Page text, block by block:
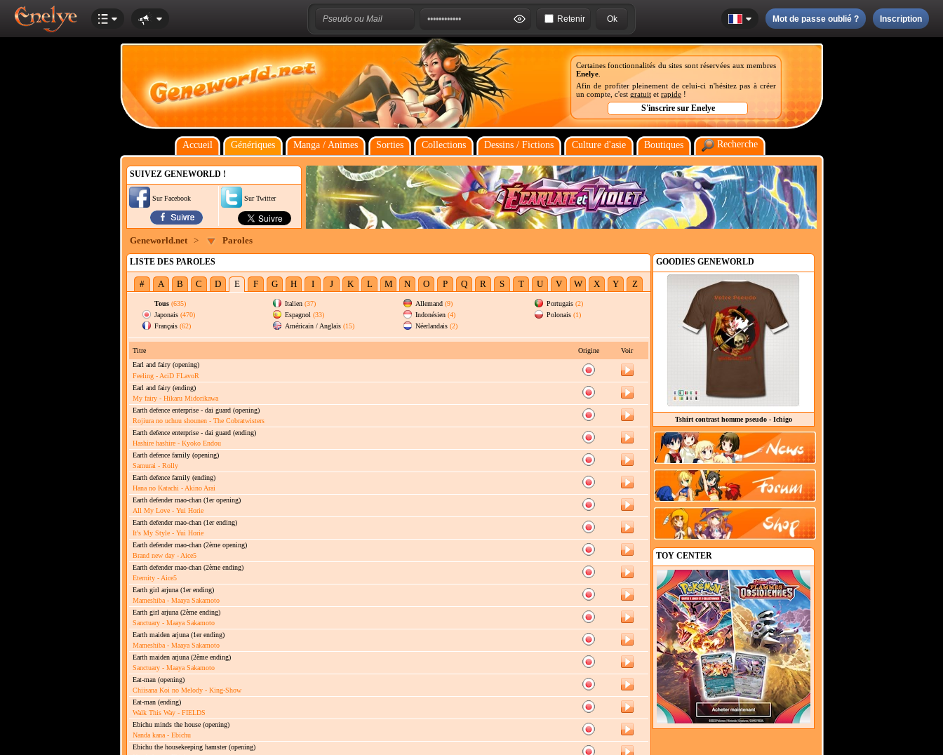
Retenir Mot de passe oublié ? Inscription
Certaines fonctionnalités du sites sont réservées aux membres
Enelye
Afin de profiter pleinement de celui-ci n'hésitez pas à créer
un compte, c'est gratuit et rapide !
Accueil Génériques Manga / Animes Sorties Collections Dessins / Fictions Culture d'asie Boutiques Recherche
SUIVEZ GENEWORLD !
Sur Facebook Sur Twitter
Geneworld.net > Paroles
LISTE DES PAROLES
# A B C D E F G H I J K L M N O P Q R S T U V W X Y Z
Tous (635)
Japonais (470)
Français (62)
Italien (37)
Espagnol (33)
Américain / Anglais (15)
Allemand (9)
Indonésien (4)
Néerlandais (2)
Portugais (2)
Polonais (1)
Titre Origine
Voir
Earl and fairy(opening)
Feeling - AciD FLavoR
Earl and fairy(ending)
My fairy - Hikaru Midorikawa
Earth defence enterprise - dai guard(opening)
Rojiura no uchuu shounen - The Cobratwisters
Earth defence enterprise - dai guard(ending)
Hashire hashire - Kyoko Endou
Earth defence family(opening)
Samurai - Rolly
Earth defence family(ending)
Hana no Katachi - Akino Arai
Earth defender mao-chan(1er opening)
All My Love - Yui Horie
Earth defender mao-chan(1er ending)
It's My Style - Yui Horie
Earth defender mao-chan(2ème opening)
Brand new day - Aice5
Earth defender mao-chan(2ème ending)
Eternity - Aice5
Earth girl arjuna(1er ending)
Mameshiba - Maaya Sakamoto
Earth girl arjuna(2ème ending)
Sanctuary - Maaya Sakamoto
Earth maiden arjuna(1er ending)
Mameshiba - Maaya Sakamoto
Earth maiden arjuna(2ème ending)
Sanctuary - Maaya Sakamoto
Eat-man(opening)
Chiisana Koi no Melody - King-Show
Eat-man(ending)
Walk This Way - FIELDS
Ebichu minds the house(opening)
Nanda kana - Ebichu
Ebichu the housekeeping hamster(opening)
GOODIES GENEWORLD
Tshirt contrast homme pseudo - Ichigo
TOY CENTER